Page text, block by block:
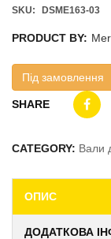
SKU: DSME163-03
PRODUCT BY:
Під замовлення
SHARE
CATEGORY: Вали
ОПИС
ДОДАТКОВА